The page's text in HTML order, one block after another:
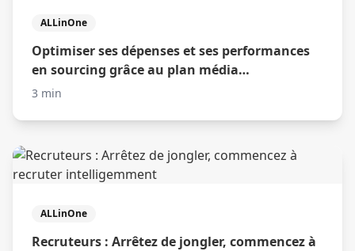
ALLinOne
Optimiser ses dépenses et ses performances
en sourcing grâce au plan média
automatique
3 min
ALLinOne
Recruteurs : Arrêtez de jongler, commencez à